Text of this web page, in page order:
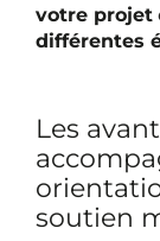
votre projet
différentes
Les
soutien